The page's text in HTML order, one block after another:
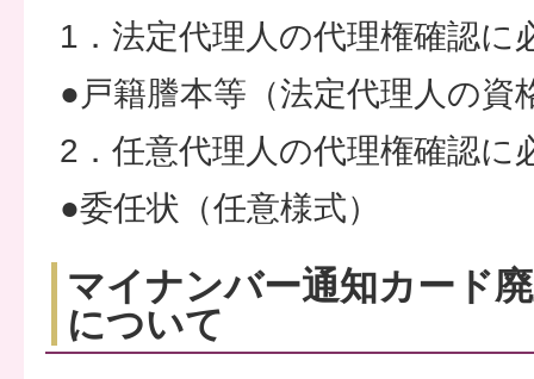
1．法定代理人の代理権確認に
●戸籍謄本等（法定代理人の資
2．任意代理人の代理権確認に
●委任状（任意様式）
マイナンバー通知カード
について